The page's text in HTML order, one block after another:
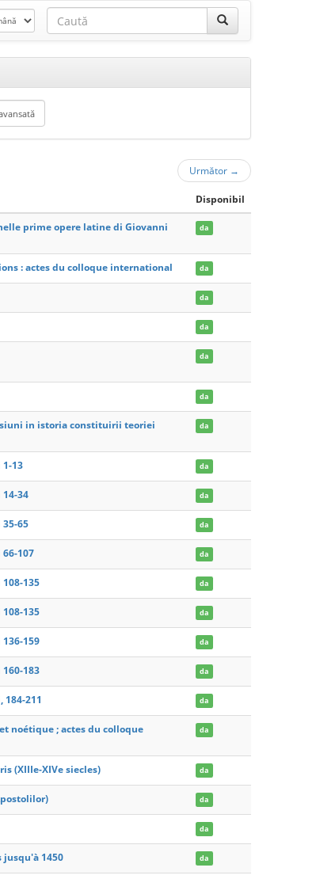
Următor →
Disponibil
prime opere latine di Giovanni
da
: actes du colloque international da
da
da
da
da
in istoria constituirii teoriei
da
13 da
34 da
65 da
107 da
135 da
135 da
159 da
183 da
211 da
noétique ; actes du colloque
da
(XIIIe-XIVe siecles) da
da
da
jusqu'à 1450 da